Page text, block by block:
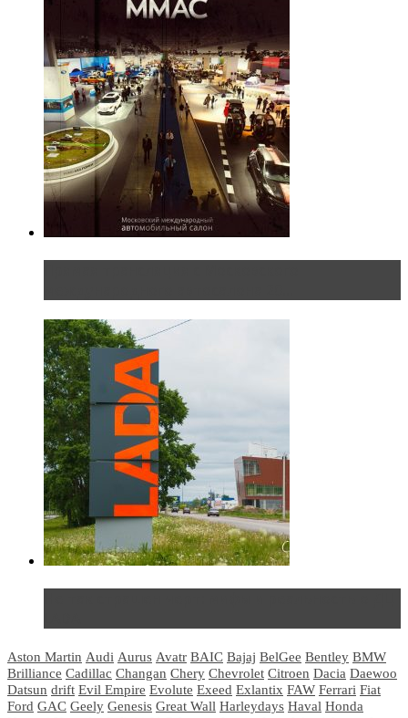
Aston Martin Audi Aurus Avatr BAIC Bajaj BelGee Bentley BMW
Brilliance Cadillac Changan Chery Chevrolet Citroen Dacia Daewoo
Datsun drift Evil Empire Evolute Exeed Exlantix FAW Ferrari Fiat
Ford GAC Geely Genesis Great Wall Harleydays Haval Honda